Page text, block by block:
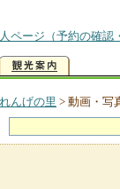
ページ（予約の確認
れんげの里 > 動画・写